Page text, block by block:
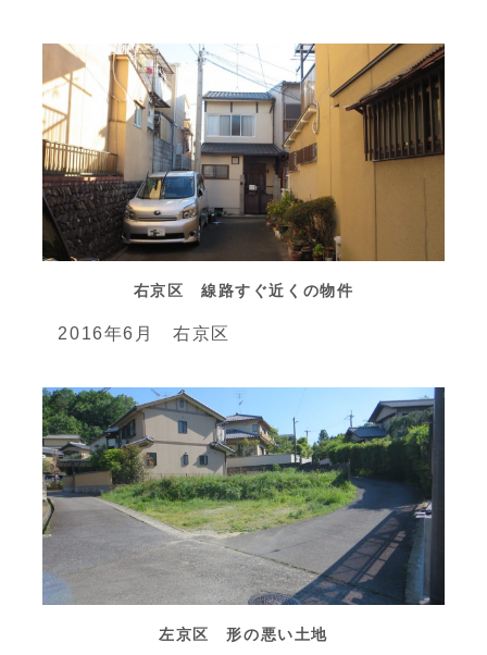
右京区 線路すぐ近くの物件
2016年6月 右京区
左京区 形の悪い土地